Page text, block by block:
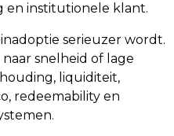
en institutionele klant.
serieuzer wordt.
snelheid of lage
liquiditeit,
redeemability en